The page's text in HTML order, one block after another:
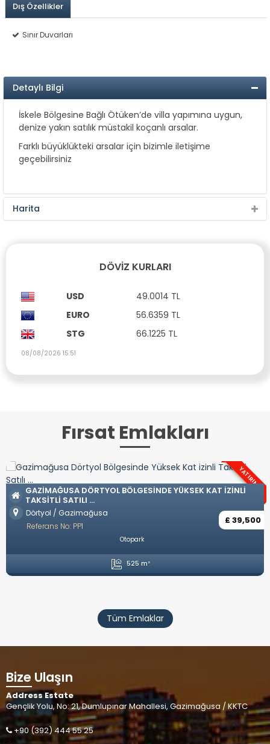
Dış Özellikler
Sınır Duvarları
Detaylı Bilgi
İskele Bölgesine Bağlı Ötüken’de villa yapımına uygun,
denize yakın satılık müstakil koçanlı arsalar.
Farklı büyüklükteki arsalar için bizimle iletişime
geçebilirsiniz
Harita
DÖVIZ KURLARI
USD
49.0014 TL
EURO
56.6359 TL
STG
66.1225 TL
08/08/2026 15:51
Fırsat Emlakları
YATIRIM
GAZIMAĞUSA DÖRTYOL BÖLGESINDE YÜKSEK KAT IZINLI
TAKSITLI SATILI ...
Dörtyol / Gazimağusa
£ 39,500
Referans No: PP1
Otopark
525 m²
Tüm Emlaklar
Bize Ulaşın
Address Estate
Gençlik Yolu, No: 21, Dumlupınar Mahallesi, Gazimağusa / KKTC
+90 (392) 444 55 25